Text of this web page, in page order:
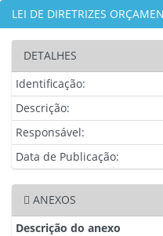
LEI DE DIRETRIZES
DETALHES
Identificação:
Descrição:
Responsável:
Data de Publicação:
ANEXOS
Descrição do anexo